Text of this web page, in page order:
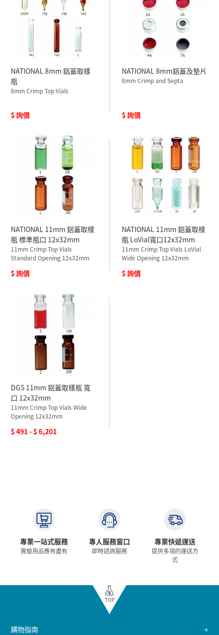
NATIONAL 8mm 鋁蓋取樣
瓶
8mm Crimp Top Vials
$ 詢價
NATIONAL 8mm鋁蓋及墊片
8mm Crimp and Septa
$ 詢價
NATIONAL 11mm 鋁蓋取樣
瓶 標準瓶口 12x32mm
11mm Crimp Top Vials
Standard Opening 12x32mm
$ 詢價
NATIONAL 11mm 鋁蓋取樣
瓶 LoVial寬口12x32mm
11mm Crimp Top Vials LoVial
Wide Opening 12x32mm
$ 詢價
DGS 11mm 鋁蓋取樣瓶 寬
口 12x32mm
11mm Crimp Top Vials Wide
Opening 12x32mm
$ 491 - $ 6,201
專業一站式服務
實驗用品應有盡有
專人服務窗口
即時諮詢服務
專業快遞運送
提供多項的運送方
式
TOP
購物指南